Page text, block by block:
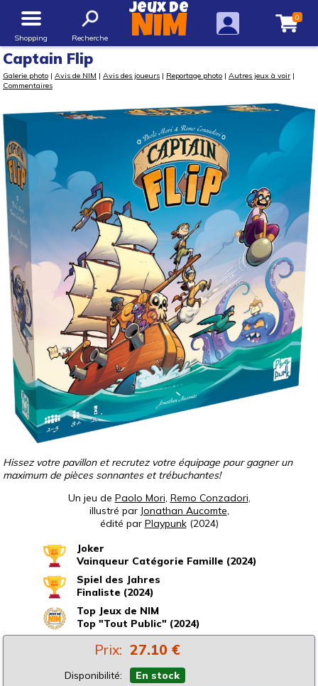
Shopping Recherche
Jeux de
NIM 0
Captain Flip
Galerie photo | Avis de NIM | Avis des joueurs | Reportage photo | Autres jeux à voir |
Commentaires
Hissez votre pavillon et recrutez votre équipage pour gagner un
maximum de pièces sonnantes et trébuchantes!
Un jeu de Paolo Mori, Remo Conzadori,
illustré par Jonathan Aucomte,
édité par Playpunk(2024)
Joker
Vainqueur Catégorie Famille (2024)
Spiel des Jahres
Finaliste (2024)
Top Jeux de NIM
Top "Tout Public" (2024)
Prix: 27.10 €
Disponibilité: En stock